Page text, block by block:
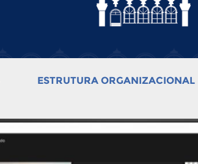
ESTRUTURA ORGANIZACIONAL